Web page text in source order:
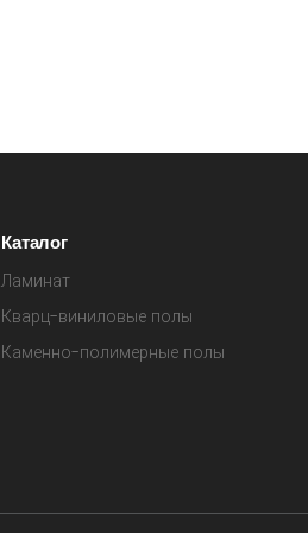
Каталог
Ламинат
Кварц-виниловые полы
Каменно-полимерные полы